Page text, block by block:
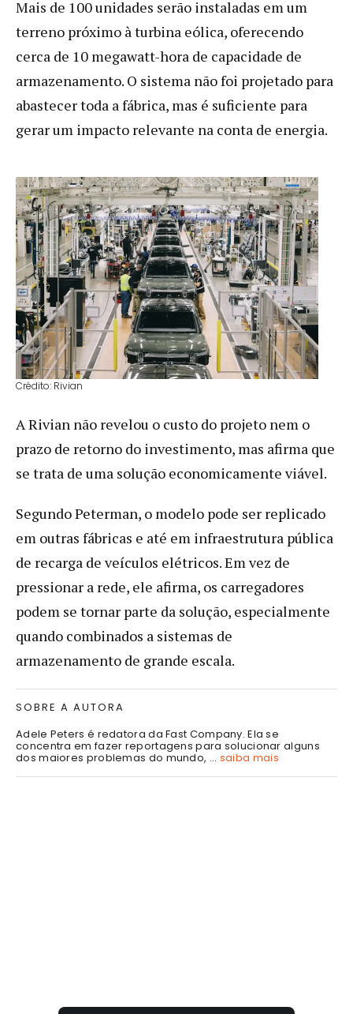
Mais de 100 unidades serão instaladas em um
terreno próximo à turbina eólica, oferecendo
cerca de 10 megawatt-hora de capacidade de
armazenamento. O sistema não foi projetado para
abastecer toda a fábrica, mas é suficiente para
gerar um impacto relevante na conta de energia.
Crédito: Rivian
A Rivian não revelou o custo do projeto nem o
prazo de retorno do investimento, mas afirma que
se trata de uma solução economicamente viável.
Segundo Peterman, o modelo pode ser replicado
em outras fábricas e até em infraestrutura pública
de recarga de veículos elétricos. Em vez de
pressionar a rede, ele afirma, os carregadores
podem se tornar parte da solução, especialmente
quando combinados a sistemas de
armazenamento de grande escala.
SOBRE A AUTORA
Adele Peters é redatora da Fast Company. Ela se
concentra em fazer reportagens para solucionar alguns
dos maiores problemas do mundo, ... saiba mais